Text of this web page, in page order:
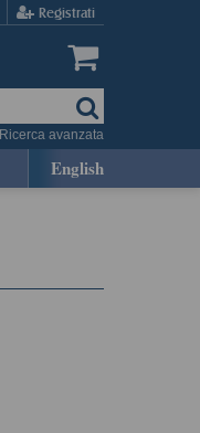
Registrati
Ricerca avanzata
English